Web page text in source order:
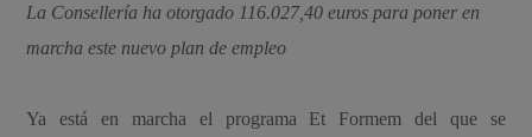
La Consellería ha otorgado 116.027,40 euros para poner en
marcha este nuevo plan de empleo
Ya está en marcha el programa Et Formem del que se